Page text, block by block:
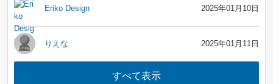
Eriko Design 2025年01月10日
りえな 2025年01月11日